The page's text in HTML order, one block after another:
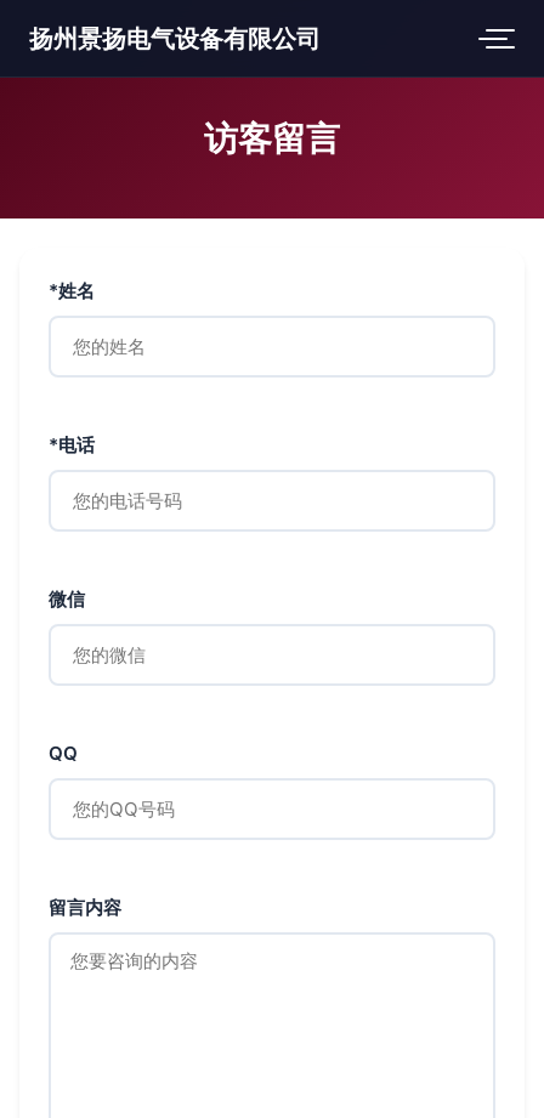
扬州景扬电气设备有限公司
访客留言
*姓名
*电话
微信
QQ
留言内容